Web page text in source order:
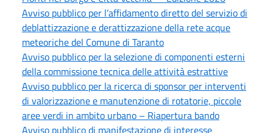
Avviso pubblico per l’affidamento diretto del servizio di
deblattizzazione e derattizzazione della rete acque
meteoriche del Comune di Taranto
Avviso pubblico per la selezione di componenti esterni
della commissione tecnica delle attività estrattive
Avviso pubblico per la ricerca di sponsor per interventi
di valorizzazione e manutenzione di rotatorie, piccole
aree verdi in ambito urbano – Riapertura bando
Avviso pubblico di manifestazione di interesse